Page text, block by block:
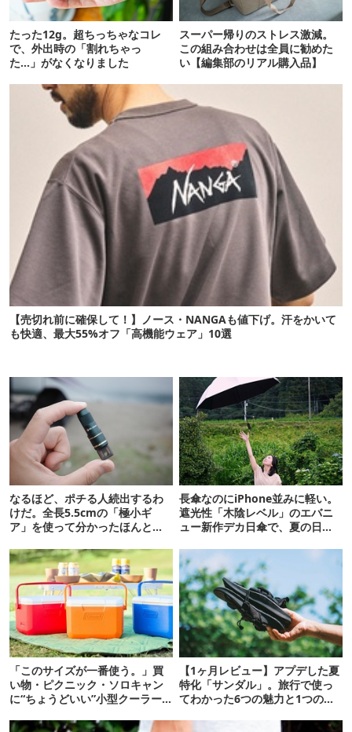
たった12g。超ちっちゃなコレ
で、外出時の「割れちゃっ
た…」がなくなりました
スーパー帰りのストレス激減。
この組み合わせは全員に勧めた
い【編集部のリアル購入品】
【売切れ前に確保して！】ノース・NANGAも値下げ。汗をかいて
も快適、最大55%オフ「高機能ウェア」10選
なるほど、ポチる人続出するわ
けだ。全長5.5cmの「極小ギ
ア」を使って分かったほんとの
長傘なのにiPhone並みに軽い。
遮光性「木陰レベル」のエバニ
ュー新作デカ日傘で、夏の日焼
「このサイズが一番使う。」買
い物・ピクニック・ソロキャン
に“ちょうどいい”小型クーラー
【1ヶ月レビュー】アプデした夏
特化「サンダル」。旅行で使っ
てわかった6つの魅力と1つの注